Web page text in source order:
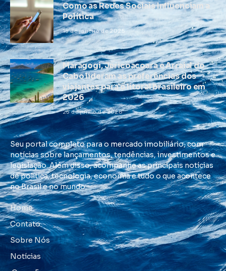
Como as Redes Sociais Influenciam a
Política
15 de janeiro de 2025
Maragogi, Jericoacoara e Arraial do
Cabo lideram as preferências dos
viajantes para o litoral brasileiro em
2026
25 de junho de 2026
Seu portal completo para o mercado imobiliário, com
notícias sobre lançamentos, tendências, investimentos e
legislação. Além disso, acompanhe as principais notícias
de política, tecnologia, economia e tudo o que acontece
no Brasil e no mundo.
Home
Contato
Sobre Nós
Notícias